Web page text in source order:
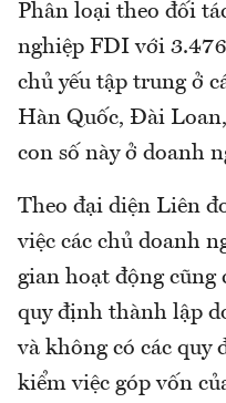
Phân loại theo đối
nghiệp FDI với
chủ yếu tập trung ở
Hàn Quốc, Đài
con số này ở doanh
Theo đại diện Liên
việc các chủ doanh
gian hoạt động cũng
quy định thành lập
và không có các quy
kiểm việc góp vốn